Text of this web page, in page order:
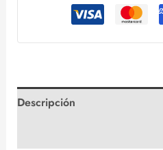
Descripción